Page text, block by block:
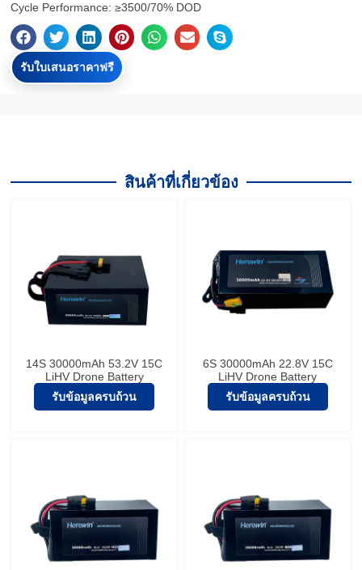
Cycle Performance: ≥3500/70% DOD
รับใบเสนอราคาฟรี
สินค้าที่เกี่ยวข้อง
14S 30000mAh 53.2V 15C
LiHV Drone Battery
รับข้อมูลครบถ้วน
6S 30000mAh 22.8V 15C
LiHV Drone Battery
รับข้อมูลครบถ้วน